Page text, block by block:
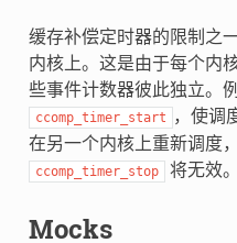
缓存补偿定时器的限制之
内核上。这是由于每个内
些事件计数器彼此独立。
ccomp_timer_start
，使调
在另一个内核上重新调度
ccomp_timer_stop 将无效。
Mocks